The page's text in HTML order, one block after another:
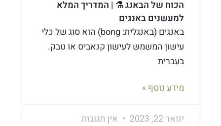
הכוח של הבאנג ⚗️ | המדריך המלא
למעשנים באנגים
באנגים (באנגלית: bong) הוא סוג של כלי
עישון המשמש לעישון קנאביס או טבק.
בעברית
מידע נוסף »
ינואר 22, 2023 אין תגובות